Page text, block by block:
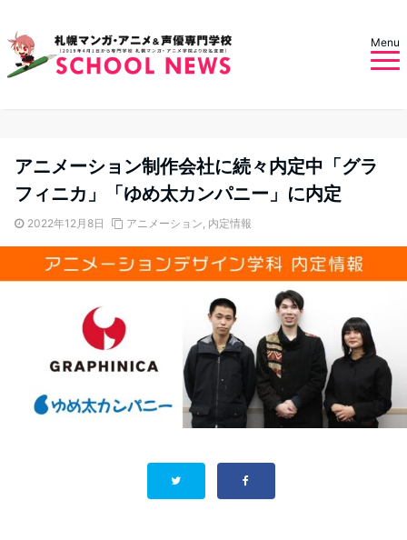
Menu
アニメーション制作会社に続々内定中「グラ
フィニカ」「ゆめ太カンパニー」に内定
2022年12月8日 アニメーション, 内定情報